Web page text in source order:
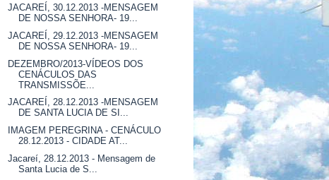
JACAREÍ, 30.12.2013 -MENSAGEM
DE NOSSA SENHORA- 19...
JACAREÍ, 29.12.2013 -MENSAGEM
DE NOSSA SENHORA- 19...
DEZEMBRO/2013-VÍDEOS DOS
CENÁCULOS DAS
TRANSMISSÕE...
JACAREÍ, 28.12.2013 -MENSAGEM
DE SANTA LUCIA DE SI...
IMAGEM PEREGRINA - CENÁCULO
28.12.2013 - CIDADE AT...
Jacareí, 28.12.2013 - Mensagem de
Santa Lucia de S...